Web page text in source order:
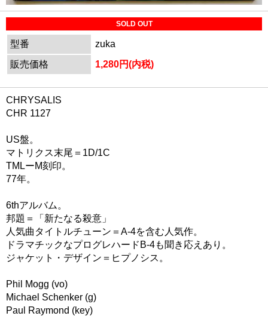
SOLD OUT
型番
zuka
販売価格
1,280円(内税)
CHRYSALIS
CHR 1127
US盤。
マトリクス末尾＝1D/1C
TMLーM刻印。
77年。
6thアルバム。
邦題＝「新たなる殺意」
人気曲タイトルチューン＝A-4を含む人気作。
ドラマチックなプログレハードB-4も聞き応えあり。
ジャケット・デザイン＝ヒプノシス。
Phil Mogg (vo)
Michael Schenker (g)
Paul Raymond (key)